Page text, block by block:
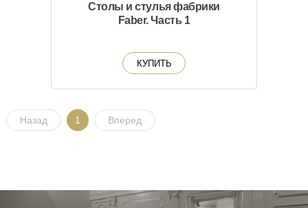
Столы и стулья фабрики
Faber. Часть 1
КУПИТЬ
Назад 1 Вперед